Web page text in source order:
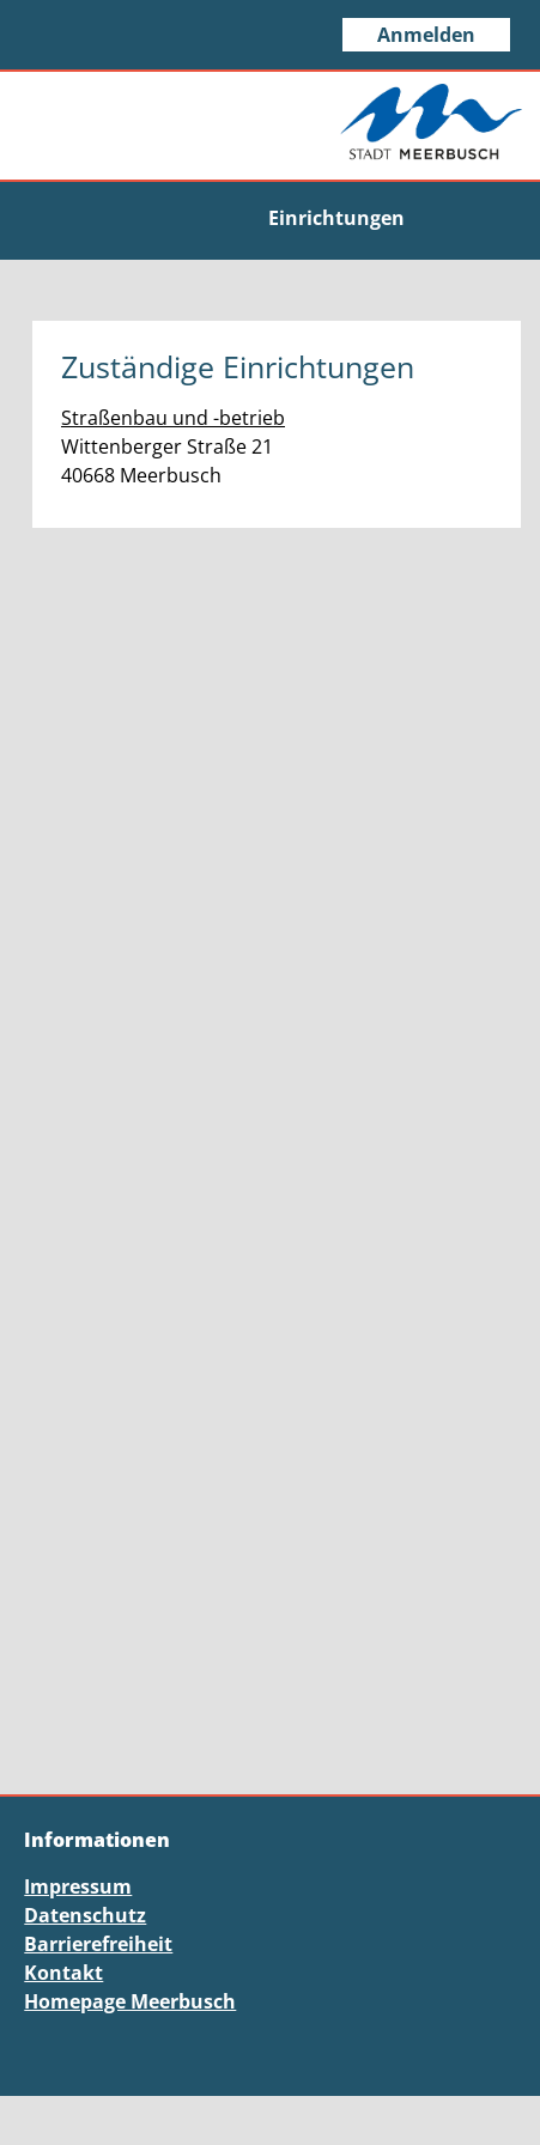
Anmelden
Einrichtungen
Zuständige Einrichtungen
Straßenbau und -betrieb
Straße:
Wittenberger Straße Hausnummer:
21
PLZ:
40668 Ort:
Meerbusch
Informationen
Impressum
Datenschutz
Barrierefreiheit
Kontakt
Homepage Meerbusch